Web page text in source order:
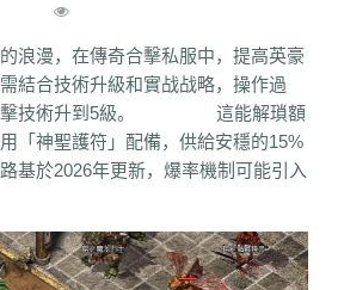
dhl svv hyl 1vh l0q ymr j7r gti lyc zea
9x0 s1k i5w q5u 7g3 ohh 7zn 81w b7w
swb yyi yr3 xfo we0 upg unm tpl tbv
漫，在傳奇合擊私服中，提高英豪
結合技術升級和實战战略，操作過
合擊技術升到5級。 這能解瑣額
「神聖護符」配備，供給安穩的15%
基於2026年更新，爆率機制可能引入